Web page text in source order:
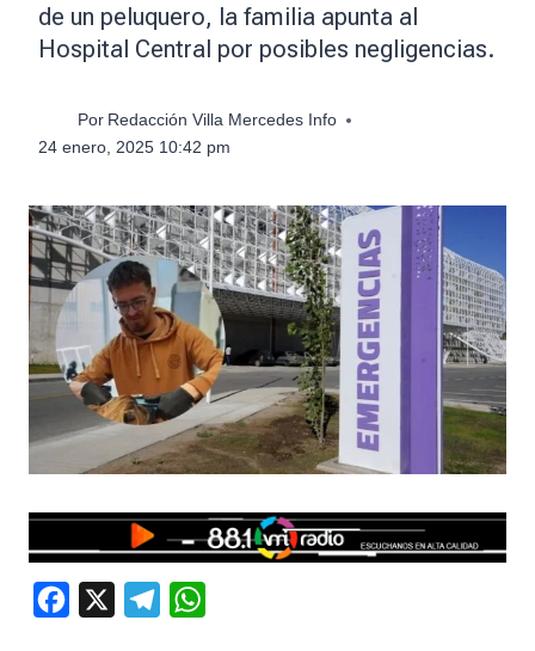
de un peluquero, la familia apunta al
Hospital Central por posibles negligencias.
Por Redacción Villa Mercedes Info
24 enero, 2025 10:42 pm